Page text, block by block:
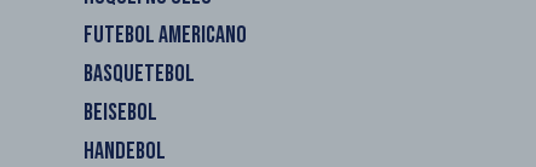
FUTEBOL AMERICANO
BASQUETEBOL
BEISEBOL
HANDEBOL